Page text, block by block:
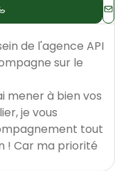
de l'agence API
sur le
mener à bien vos
je vous
tout
! Car ma priorité